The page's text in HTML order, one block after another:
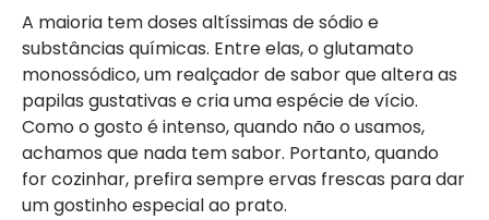
A maioria tem doses altíssimas de sódio e
substâncias químicas. Entre elas, o glutamato
monossódico, um realçador de sabor que altera as
papilas gustativas e cria uma espécie de vício.
Como o gosto é intenso, quando não o usamos,
achamos que nada tem sabor. Portanto, quando
for cozinhar, prefira sempre ervas frescas para dar
um gostinho especial ao prato.